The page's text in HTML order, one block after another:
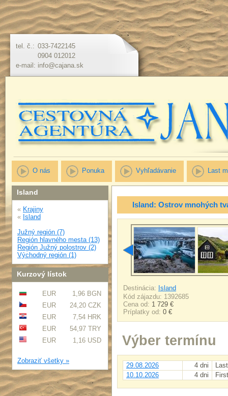
tel. č.: 033-7422145
0904 012012
e-mail: info@cajana.sk
O nás Ponuka Vyhľadávanie Last
Island
« Krajiny
« Island
Južný región (7)
Región hlavného mesta (13)
Región Južný polostrov (2)
Východný región (1)
Kurzový lístok
EUR
1,96 BGN
EUR
24,20 CZK
EUR
7,54 HRK
EUR
54,97 TRY
EUR
1,16 USD
Zobraziť všetky »
Island: Ostrov mnohých
Destinácia: Island
Kód zájazdu: 1392685
Cena od: 1 729 €
Príplatky od: 0 €
Výber termínu
29.08.2026 4 dni
10.10.2026
4 dni